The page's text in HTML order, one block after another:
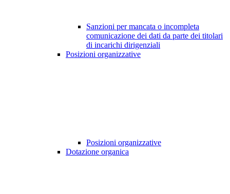
Sanzioni per mancata o incompleta
comunicazione dei dati da parte dei titolari
di incarichi dirigenziali
Posizioni organizzative
Posizioni organizzative
Dotazione organica